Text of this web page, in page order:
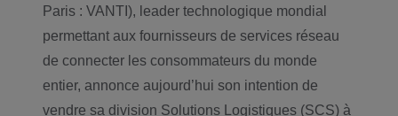
Paris : VANTI), leader technologique mondial
permettant aux fournisseurs de services réseau
de connecter les consommateurs du monde
entier, annonce aujourd’hui son intention de
vendre sa division Solutions Logistiques (SCS) à